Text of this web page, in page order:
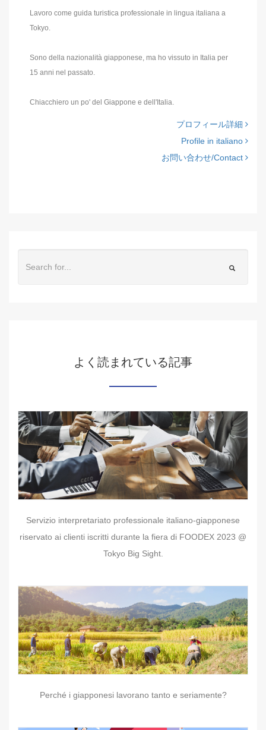
Lavoro come guida turistica professionale in lingua italiana a
Tokyo.
Sono della nazionalità giapponese, ma ho vissuto in Italia per
15 anni nel passato.
Chiacchiero un po' del Giappone e dell'Italia.
プロフィール詳細
Profile in italiano
お問い合わせ/Contact
よく読まれている記事
Servizio interpretariato professionale italiano-giapponese
riservato ai clienti iscritti durante la fiera di FOODEX 2023 @
Tokyo Big Sight.
Perché i giapponesi lavorano tanto e seriamente?